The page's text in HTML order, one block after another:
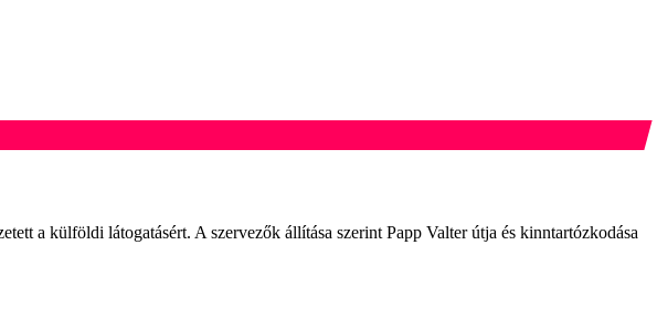
a külföldi látogatásért. A szervezők állítása szerint Papp Valter útja és kinntartózkodása